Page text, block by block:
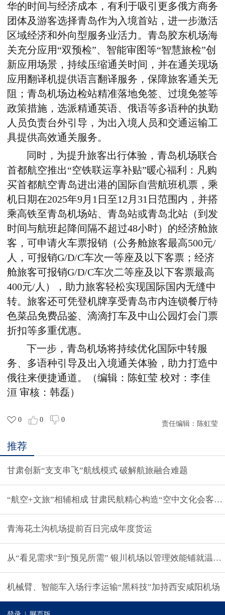
华的时间与经济成本，有利于吸引更多俄方商务
团体及游客选择青岛作为入境首站，进一步激活
区域经济和外向型服务业活力。青岛胶东机场海
关充分应用“双预检”、智能审图等“智慧旅检”创
新应用场景，持续压缩通关时间，并在通关现场
应用翻译机提供语言翻译服务，保障旅客通关无
阻；青岛机场边检站精准落地免签、过境免签等
政策措施，选派精通英语、俄语等多语种的执勤
人员负责台外引导，为出入境人员和交通运输工
具提供高效通关服务。
同时，为提升旅客出行体验，青岛机场联合
首都航空推出“空铁联运享补贴”暖心福利：凡购
买首都航空青岛进出港的国际自营航班机票，乘
机日期在2025年9月 1 日至12 月 31 日范围内，并搭
乘高铁至青岛机场站、青岛站或青岛北站（到发
时间与航班起降间隔不超过48小时）的经济舱旅
客，可申请火车票报销（公务舱旅客最高500元/
人，可报销G/D/C车次一等座及以下客票；经济
舱旅客可报销G/D/C车次二等座及以下客票最高
400元/人），助力旅客轻松实现国际国内无缝中
转。旅客还可凭登机牌享受青岛市内连锁餐厅特
色菜品免费品鉴、滴滴打车及中山公园灯会门票
折扣等多重优惠。
下一步，青岛机场将持续优化国际中转服
务、多语种引导及出入境通关体验，助力打造中
俄往来便捷通道。（编辑：陈虹莹 校对：李佳
洹 审核：韩磊）
0 0 0
责任编辑： 陈虹莹
推荐
甘肃创新“支支串飞”航线模式 破解航旅融合难题
“航空+文旅”相辅相成 甘肃民航精心构造“空中文化会客厅
青海花土沟机场提前百日完成年度货运
从“看见需求”到“预见所需” 银川机场以管理效能铺就温暖
机械臂、智能车入场行李运输“黑科技”加持西安咸阳机场